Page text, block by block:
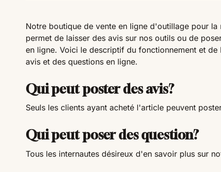
Notre boutique de vente en ligne d'outillage pour la
permet de laisser des avis sur nos outils ou de
en ligne. Voici le descriptif du fonctionnement et de
avis et des questions en ligne.
Qui peut poster des avis?
Seuls les clients ayant acheté l'article peuvent
Qui peut poser des question?
Tous les internautes désireux d'en savoir plus sur